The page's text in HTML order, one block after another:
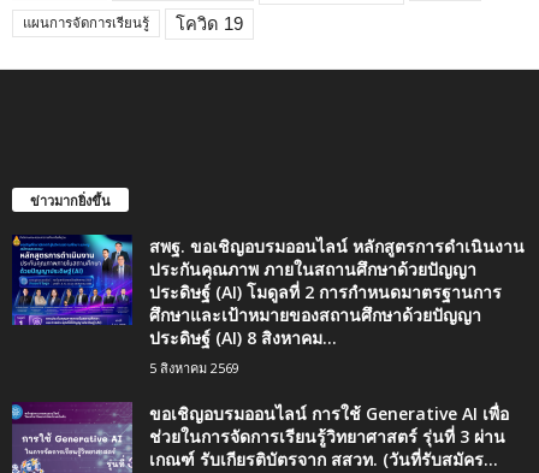
แผนการจัดการเรียนรู้ โควิด 19
ข่าวมากยิ่งขึ้น
สพฐ. ขอเชิญอบรมออนไลน์ หลักสูตรการดำเนินงาน
ประกันคุณภาพ ภายในสถานศึกษาด้วยปัญญา
ประดิษฐ์ (AI) โมดูลที่ 2 การกำหนดมาตรฐานการ
ศึกษาและเป้าหมายของสถานศึกษาด้วยปัญญา
ประดิษฐ์ (AI) 8 สิงหาคม...
5 สิงหาคม 2569
ขอเชิญอบรมออนไลน์ การใช้ Generative AI เพื่อ
ช่วยในการจัดการเรียนรู้วิทยาศาสตร์ รุ่นที่ 3 ผ่าน
เกณฑ์ รับเกียรติบัตรจาก สสวท. (วันที่รับสมัคร...